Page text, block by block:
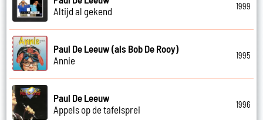
Altijd al gekend
1999
Paul De Leeuw (als Bob De Rooy)
Annie
1995
Paul De Leeuw
Appels op de tafelsprei
1996